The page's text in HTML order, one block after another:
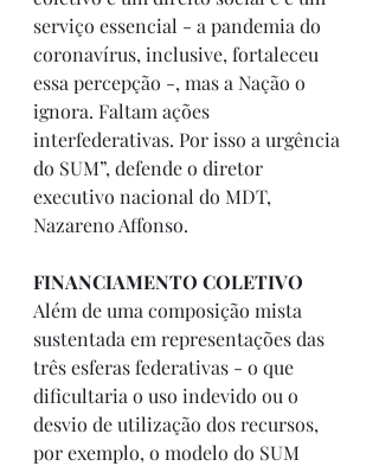
serviço essencial - a pandemia do
coronavírus, inclusive, fortaleceu
essa percepção -, mas a Nação o
ignora. Faltam ações
interfederativas. Por isso a urgência
do SUM”, defende o diretor
executivo nacional do MDT,
Nazareno Affonso.
FINANCIAMENTO COLETIVO
Além de uma composição mista
sustentada em representações das
três esferas federativas - o que
dificultaria o uso indevido ou o
desvio de utilização dos recursos,
por exemplo, o modelo do SUM